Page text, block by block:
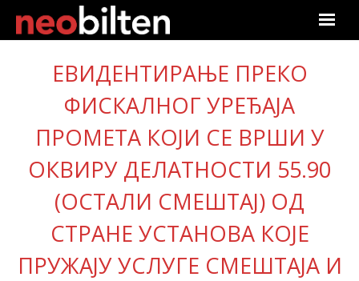
Почетна
Претрага
Актуелно
Подаци
Линкови
О нама
ЕВИДЕНТИРАЊЕ ПРЕКО
ФИСКАЛНОГ УРЕЂАЈА
ПРОМЕТА КОЈИ СЕ ВРШИ У
ОКВИРУ ДЕЛАТНОСТИ 55.90
(ОСТАЛИ СМЕШТАЈ) ОД
СТРАНЕ УСТАНОВА КОЈЕ
ПРУЖАЈУ УСЛУГЕ СМЕШТАЈА И